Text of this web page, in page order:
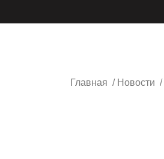
Главная / Новости /